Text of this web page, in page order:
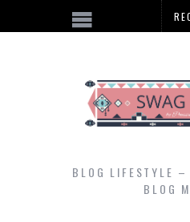
BLOG LIFESTYLE
BLOG